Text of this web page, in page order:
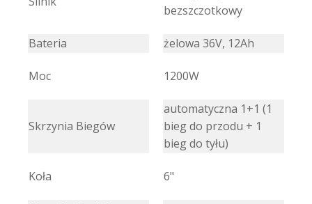
bezszczotkowy
Bateria żelowa 36V, 12Ah
Moc 1200W
Skrzynia Biegów
automatyczna 1+1 (1
bieg do przodu + 1
bieg do tyłu)
Koła 6"